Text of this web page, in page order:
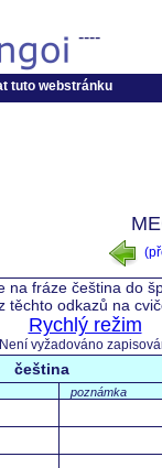
----
tuto webstránku
na fráze čeština do
těchto odkazů na
Rychlý režim
vyžadováno
čeština
poznámka